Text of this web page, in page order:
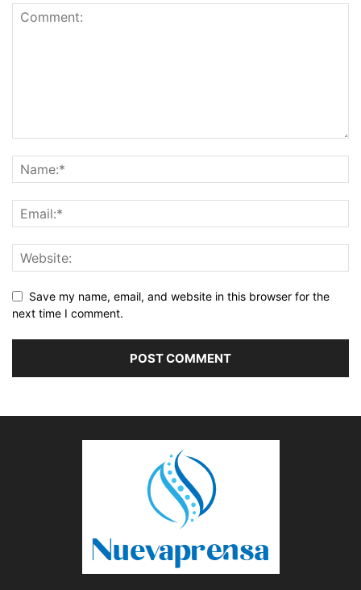
Save my name, email, and website in this browser for the
next time I comment.